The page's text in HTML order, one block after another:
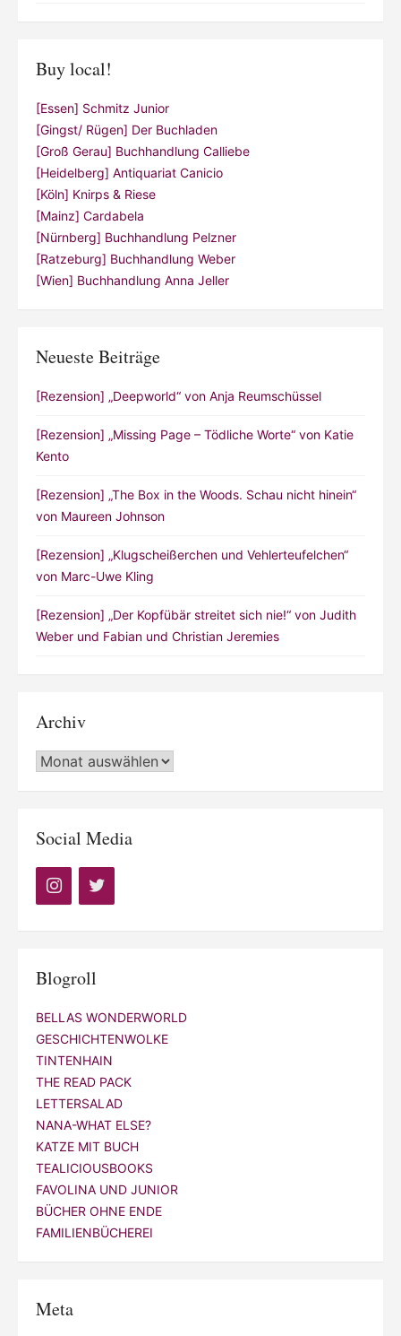
Buy local!
[Essen] Schmitz Junior
[Gingst/ Rügen] Der Buchladen
[Groß Gerau] Buchhandlung Calliebe
[Heidelberg] Antiquariat Canicio
[Köln] Knirps & Riese
[Mainz] Cardabela
[Nürnberg] Buchhandlung Pelzner
[Ratzeburg] Buchhandlung Weber
[Wien] Buchhandlung Anna Jeller
Neueste Beiträge
[Rezension] „Deepworld“ von Anja Reumschüssel
[Rezension] „Missing Page – Tödliche Worte“ von Katie
Kento
[Rezension] „The Box in the Woods. Schau nicht hinein“
von Maureen Johnson
[Rezension] „Klugscheißerchen und Vehlerteufelchen“
von Marc-Uwe Kling
[Rezension] „Der Kopfübär streitet sich nie!“ von Judith
Weber und Fabian und Christian Jeremies
Archiv
Archiv
Social Media
Blogroll
BELLAS WONDERWORLD
GESCHICHTENWOLKE
TINTENHAIN
THE READ PACK
LETTERSALAD
NANA-WHAT ELSE?
KATZE MIT BUCH
TEALICIOUSBOOKS
FAVOLINA UND JUNIOR
BÜCHER OHNE ENDE
FAMILIENBÜCHEREI
Meta